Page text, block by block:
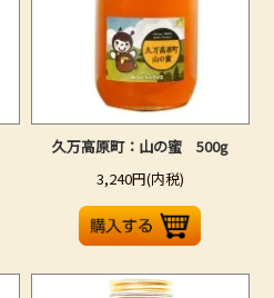
久万高原町：山の蜜 500g
3,240円(内税)